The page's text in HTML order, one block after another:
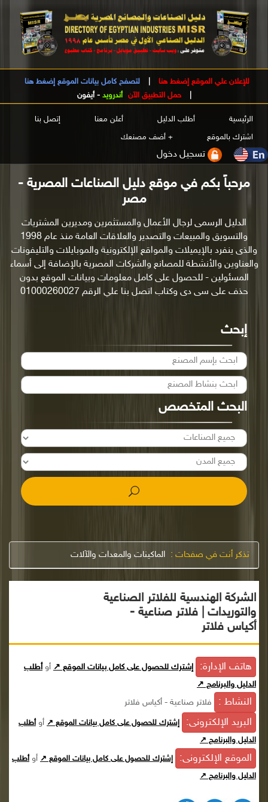
للإعلان علي الموقع إضغط هنا
لتصفح كامل بيانات الموقع إضغط هنا
حمل التطبيق الآن أندرويد - أيفون
الرئيسية أطلب الدليل أعلن معنا
إتصل بنا
اشترك بالموقع
+ أضف مصنعك
تسجيل دخول
مرحباً بكم في موقع دليل الصناعات المصرية -
مصر
الدليل الرسمى لرجال الأعمال والمستثمرين ومديرين المشتريات
والتسويق والمبيعات والتصدير والعلاقات العامة منذ عام 1998
والذى ينفرد بالإيميلات والمواقع الإلكترونية والموبايلات والتليفونات
والعناوين والأنشطة للمصانع والشركات المصرية بالإضافة إلى أسماء
المسئولين - للحصول على كامل معلومات وبيانات الموقع بدون
حذف على سى دى وكتاب اتصل بنا علي الرقم 01000260027
إبحث
البحث المتخصص
تذكر أنت في صفحات : الماكينات والمعدات والآلات
الشركة الهندسية للفلاتر الصناعية
والتوريدات | فلاتر صناعية -
أكياس فلاتر
هاتف الإدارة: إشترك للحصول على كامل بيانات الموقع ↗ أوأطلب
الدليل والبرنامج ↗
النشاط : فلاتر صناعية - أكياس فلاتر
البريد الإلكترونى: إشترك للحصول على كامل بيانات الموقع ↗ أوأطلب
الدليل والبرنامج ↗
الموقع الإلكترونى: إشترك للحصول على كامل بيانات الموقع ↗ أوأطلب
الدليل والبرنامج ↗